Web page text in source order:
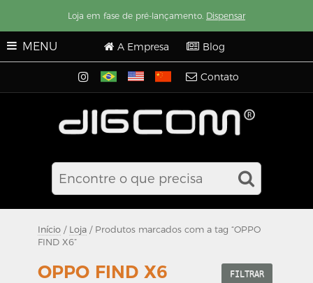
Loja em fase de pré-lançamento. Dispensar
MENU A Empresa Blog
Contato
Início / Loja / Produtos marcados com a tag “OPPO
FIND X6”
OPPO FIND X6 FILTRAR